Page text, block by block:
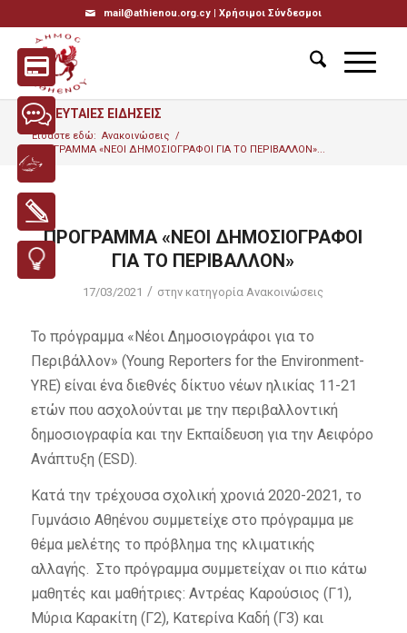
mail@athienou.org.cy | Χρήσιμοι Σύνδεσμοι
ΤΕΛΕΥΤΑΙΕΣ ΕΙΔΗΣΕΙΣ
Είσαστε εδώ: Ανακοινώσεις /
ΠΡΟΓΡΑΜΜΑ «ΝΕΟΙ ΔΗΜΟΣΙΟΓΡΑΦΟΙ ΓΙΑ ΤΟ ΠΕΡΙΒΑΛΛΟΝ»...
ΠΡΟΓΡΑΜΜΑ «ΝΕΟΙ ΔΗΜΟΣΙΟΓΡΑΦΟΙ
ΓΙΑ ΤΟ ΠΕΡΙΒΑΛΛΟΝ»
17/03/2021 / στην κατηγορίαΑνακοινώσεις
To πρόγραμμα «Νέοι Δημοσιογράφοι για το
Περιβάλλον» (Young Reporters for the Environment-
YRE) είναι ένα διεθνές δίκτυο νέων ηλικίας 11-21
ετών που ασχολούνται με την περιβαλλοντική
δημοσιογραφία και την Εκπαίδευση για την Αειφόρο
Ανάπτυξη (ESD).
Κατά την τρέχουσα σχολική χρονιά 2020-2021, το
Γυμνάσιο Αθηένου συμμετείχε στο πρόγραμμα με
θέμα μελέτης το πρόβλημα της κλιματικής
αλλαγής. Στο πρόγραμμα συμμετείχαν οι πιο κάτω
μαθητές και μαθήτριες: Αντρέας Καρούσιος (Γ1),
Μύρια Καρακίτη (Γ2), Κατερίνα Καδή (Γ3) και